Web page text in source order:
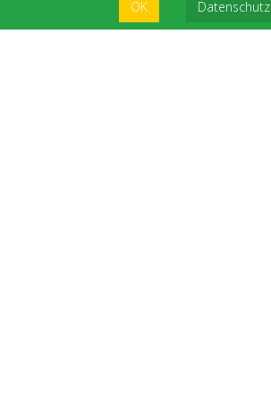
OK Datenschutz